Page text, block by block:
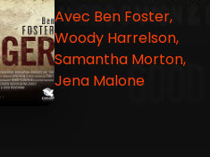
Avec Ben Foster,
Woody Harrelson,
Samantha Morton,
Jena Malone